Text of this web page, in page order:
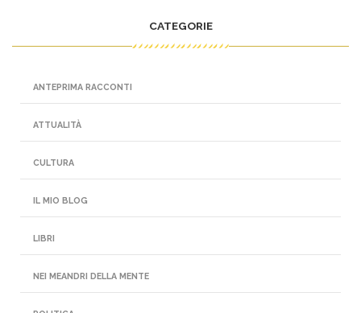
CATEGORIE
ANTEPRIMA RACCONTI
ATTUALITÀ
CULTURA
IL MIO BLOG
LIBRI
NEI MEANDRI DELLA MENTE